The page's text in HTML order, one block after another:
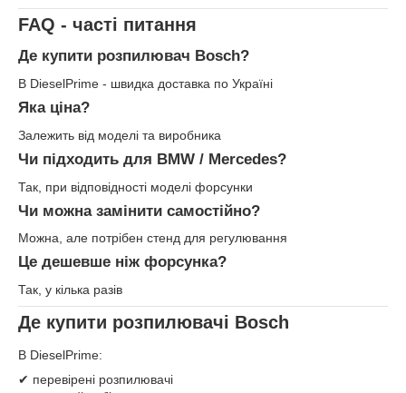
FAQ - часті питання
Де купити розпилювач Bosch?
В DieselPrime - швидка доставка по Україні
Яка ціна?
Залежить від моделі та виробника
Чи підходить для BMW / Mercedes?
Так, при відповідності моделі форсунки
Чи можна замінити самостійно?
Можна, але потрібен стенд для регулювання
Це дешевше ніж форсунка?
Так, у кілька разів
Де купити розпилювачі Bosch
В DieselPrime:
✔ перевірені розпилювачі